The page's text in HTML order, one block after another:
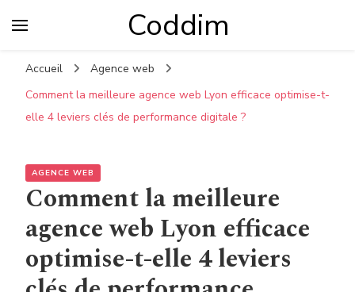
Coddim
Accueil
Agence web
Comment la meilleure agence web Lyon efficace optimise-t-
elle 4 leviers clés de performance digitale ?
AGENCE WEB
Comment la meilleure
agence web Lyon efficace
optimise-t-elle 4 leviers